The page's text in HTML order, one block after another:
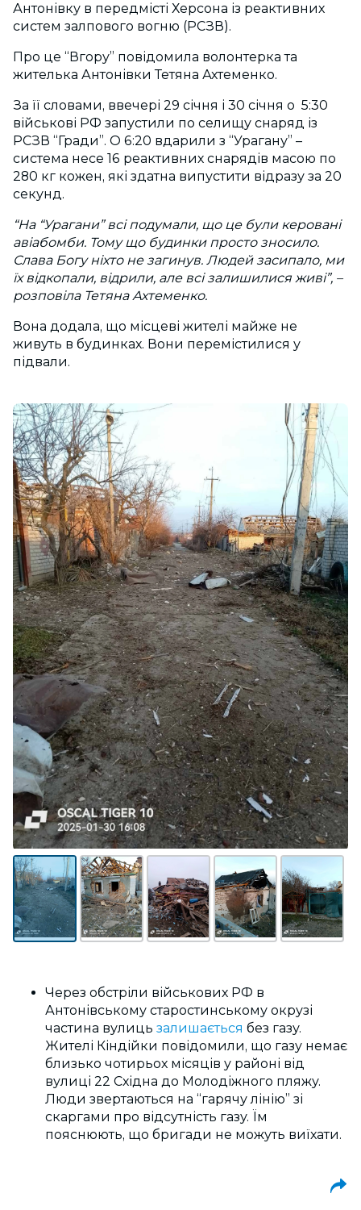
Антонівку в передмісті Херсона із реактивних
систем залпового вогню (РСЗВ).
Про це “Вгору” повідомила волонтерка та
жителька Антонівки Тетяна Ахтеменко.
За її словами, ввечері 29 січня і 30 січня о 5:30
військові РФ запустили по селищу снаряд із
РСЗВ “Гради”. О 6:20 вдарили з “Урагану” –
система несе 16 реактивних снарядів масою по
280 кг кожен, які здатна випустити відразу за 20
секунд.
“На “Урагани” всі подумали, що це були керовані
авіабомби. Тому що будинки просто зносило.
Слава Богу ніхто не загинув. Людей засипало, ми
їх відкопали, відрили, але всі залишилися живі”, –
розповіла Тетяна Ахтеменко.
Вона додала, що місцеві жителі майже не
живуть в будинках. Вони перемістилися у
підвали.
Через обстріли військових РФ в
Антонівському старостинському окрузі
частина вулиць залишається без газу.
Жителі Кіндійки повідомили, що газу немає
близько чотирьох місяців у районі від
вулиці 22 Східна до Молодіжного пляжу.
Люди звертаються на “гарячу лінію” зі
скаргами про відсутність газу. Їм
пояснюють, що бригади не можуть виїхати.